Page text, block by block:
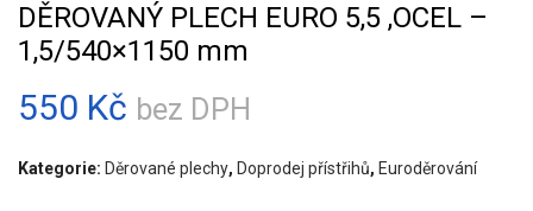
DĚROVANÝ PLECH EURO 5,5 ,OCEL –
1,5/540×1150 mm
550 Kč bez DPH
Kategorie: Děrované plechy, Doprodej přístřihů, Euroděrování